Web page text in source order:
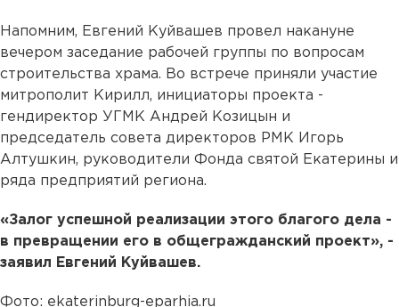
Напомним, Евгений Куйвашев провел накануне
вечером заседание рабочей группы по вопросам
строительства храма. Во встрече приняли участие
митрополит Кирилл, инициаторы проекта -
гендиректор УГМК Андрей Козицын и
председатель совета директоров РМК Игорь
Алтушкин, руководители Фонда святой Екатерины и
ряда предприятий региона.
«Залог успешной реализации этого благого дела -
в превращении его в общегражданский проект», -
заявил Евгений Куйвашев.
Фото: ekaterinburg-eparhia.ru